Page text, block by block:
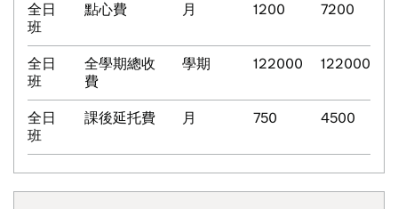
全日
班
點心費 月 1200 7200
全日
班
全學期總收
費
學期 122000 122000
全日
班
課後延托費 月 750 4500